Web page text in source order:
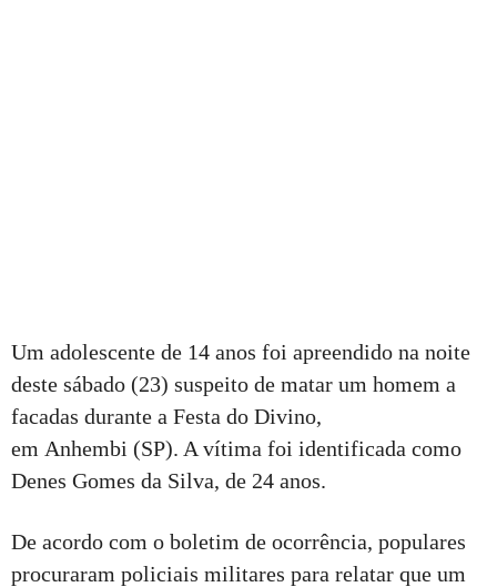
Um adolescente de 14 anos foi apreendido na noite
deste sábado (23) suspeito de matar um homem a
facadas durante a Festa do Divino,
em Anhembi (SP). A vítima foi identificada como
Denes Gomes da Silva, de 24 anos.
De acordo com o boletim de ocorrência, populares
procuraram policiais militares para relatar que um